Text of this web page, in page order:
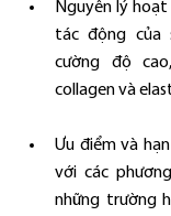
Nguyên lý hoạt
tác động của
cường độ
collagen và
Ưu điểm và
với các
những trường